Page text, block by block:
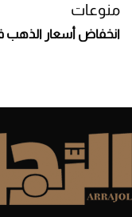
منوعات
انخفاض أسعار الذهب